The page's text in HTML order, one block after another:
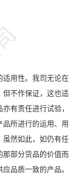
适用性。我司无论在
但不作保证，这也适
有责任进行试验，
所进行的运用、用
虽然如此，如仍有任
部分货品的价值而
品质一致的产品。